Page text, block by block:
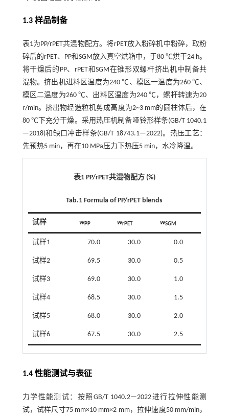
1.3 样品制备
表1为PP/rPET共混物配方。将rPET放入粉碎机中粉碎，取粉
碎后的rPET、PP和SGM放入真空烘箱中，于80 ℃烘干24 h。
将干燥后的PP、rPET和SGM在锥形双螺杆挤出机中制备共
混物。挤出机进料区温度为240 ℃、模区一温度为260 ℃、
模区二温度为260 ℃、出料区温度为240 ℃，螺杆转速为20
r/min。挤出物经造粒机剪成高度为2~3 mm的圆柱体后，在
80 ℃下充分干燥。采用热压机制备哑铃形样条(GB/T 1040.1
—2018)和缺口冲击样条(GB/T 18743.1—2022)。热压工艺：
先预热5 min，再在10 MPa压力下热压5 min，水冷降温。
表1 PP/rPET共混物配方 (%)
Tab.1 Formula of PP/rPET blends
试样 wPP wrPET wSGM
试样1 70.0 30.0 0.0
试样2 69.5 30.0 0.5
试样3 69.0 30.0 1.0
试样4 68.5 30.0 1.5
试样5 68.0 30.0 2.0
试样6 67.5 30.0 2.5
1.4 性能测试与表征
力学性能测试：按照GB/T 1040.2—2022进行拉伸性能测
试，试样尺寸75 mm×10 mm×2 mm，拉伸速度50 mm/min，